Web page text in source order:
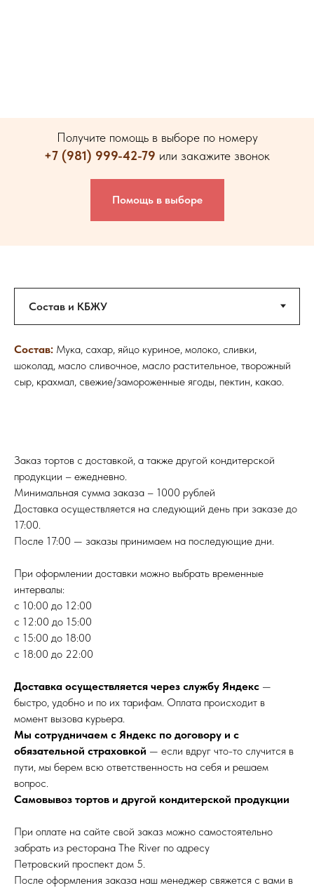
Получите помощь в выборе по номеру
+7 (981) 999-42-79 или закажите звонок
Помощь в выборе
Состав: Мука, сахар, яйцо куриное, молоко, сливки,
шоколад, масло сливочное, масло растительное, творожный
сыр, крахмал, свежие/замороженные ягоды, пектин, какао.
Заказ тортов с доставкой, а также другой кондитерской
продукции – ежедневно.
Минимальная сумма заказа – 1000 рублей
Доставка осуществляется на следующий день при заказе до
17:00.
После 17:00 — заказы принимаем на последующие дни.
При оформлении доставки можно выбрать временные
интервалы:
с 10:00 до 12:00
с 12:00 до 15:00
с 15:00 до 18:00
с 18:00 до 22:00
Доставка осуществляется через службу Яндекс —
быстро, удобно и по их тарифам. Оплата происходит в
момент вызова курьера.
Мы сотрудничаем с Яндекс по договору и с
обязательной страховкой — если вдруг что-то случится в
пути, мы берем всю ответственность на себя и решаем
вопрос.
Самовывоз тортов и другой кондитерской продукции
При оплате на сайте свой заказ можно самостоятельно
забрать из ресторана The River по адресу
Петровский проспект дом 5.
После оформления заказа наш менеджер свяжется с вами в